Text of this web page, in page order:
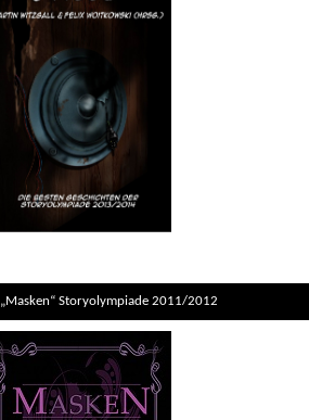
„Masken“ Storyolympiade 2011/2012